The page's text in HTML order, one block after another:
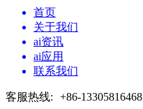
首页
关于我们
ai资讯
ai应用
联系我们
客服热线: +86-13305816468